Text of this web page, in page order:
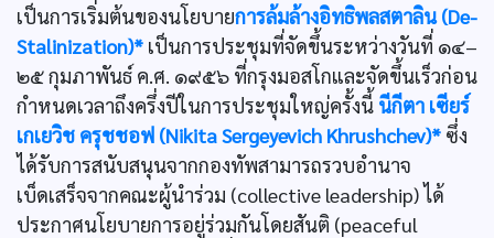
เป็นการเริ่มต้นของนโยบายการล้มล้างอิทธิพลสตาลิน (De-
Stalinization)* เป็นการประชุมที่จัดขึ้นระหว่างวันที่ ๑๔–
๒๕ กุมภาพันธ์ ค.ศ. ๑๙๕๖ ที่กรุงมอสโกและจัดขึ้นเร็วก่อน
กำหนดเวลาถึงครึ่งปีในการประชุมใหญ่ครั้งนี้ นีกีตา เซียร์
เกเยวิช ครุชชอฟ (Nikita Sergeyevich Khrushchev)* ซึ่ง
ได้รับการสนับสนุนจากกองทัพสามารถรวบอำนาจ
เบ็ดเสร็จจากคณะผู้นำร่วม (collective leadership) ได้
ประกาศนโยบายการอยู่ร่วมกันโดยสันติ (peaceful